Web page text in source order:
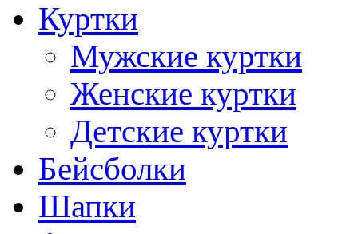
Куртки
Мужские куртки
Женские куртки
Детские куртки
Бейсболки
Шапки